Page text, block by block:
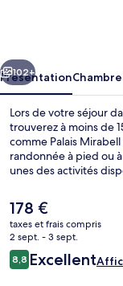
Suivant
102+
Présentation
Lors de votre séjour
trouverez à moins de
comme Palais
randonnée à pied ou
unes des activités
également, des
câble à Internet et un
régionales, proposé
les avantages offerts
terrasse et un jardin.
attentionné et le petit
Le
prix
actuel
est
de
178 €
taxes et frais compris
2 sept. - 3 sept.
Avis
voyageurs
8,88,8 sur 10
Excellent